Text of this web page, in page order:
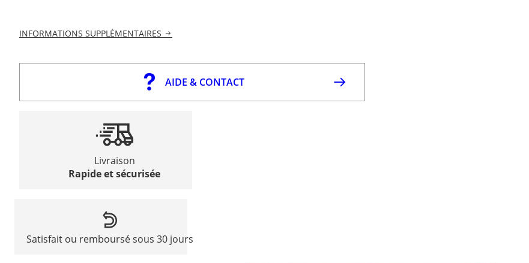
INFORMATIONS SUPPLÉMENTAIRES
AIDE & CONTACT
Livraison
Rapide et sécurisée
Satisfait ou remboursé sous 30 jours